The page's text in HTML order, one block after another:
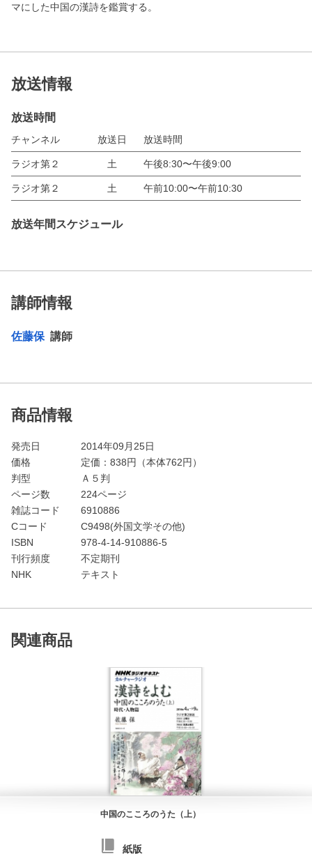
マにした中国の漢詩を鑑賞する。
放送情報
放送時間
チャンネル 放送日 放送時間
ラジオ第２ 土 午後8:30〜午後9:00
ラジオ第２ 土 午前10:00〜午前10:30
放送年間スケジュール
講師情報
佐藤保 講師
商品情報
発売日
2014年09月25日
価格
定価： 838円（本体762円）
判型
Ａ５判
ページ数
224ページ
雑誌コード
6910886
Cコード
C9498(外国文学その他)
ISBN
978-4-14-910886-5
刊行頻度
不定期刊
NHK
テキスト
関連商品
中国のこころのうた（上）
紙版